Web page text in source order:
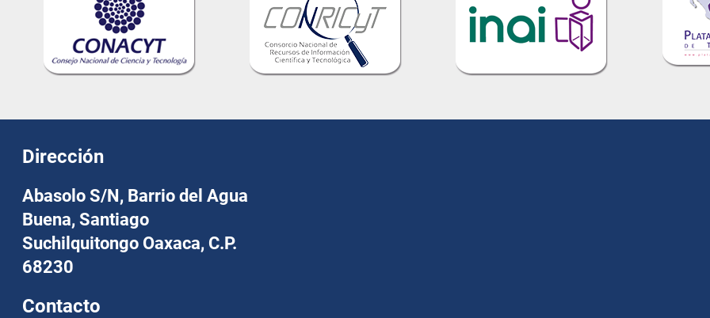
Dirección
Abasolo S/N, Barrio del Agua
Buena, Santiago
Suchilquitongo Oaxaca, C.P.
68230
Contacto